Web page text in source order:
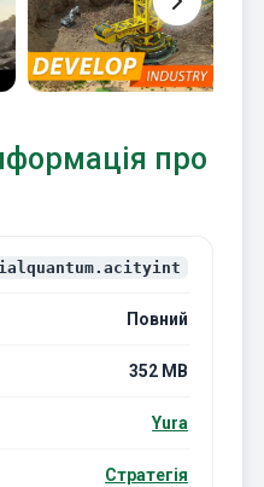
про
Повний
352 MB
Yura
Стратегія